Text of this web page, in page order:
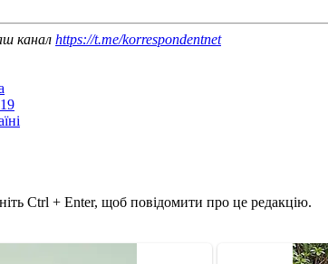
канал https://t.me/korrespondentnet
Ctrl + Enter, щоб повідомити про це редакцію.